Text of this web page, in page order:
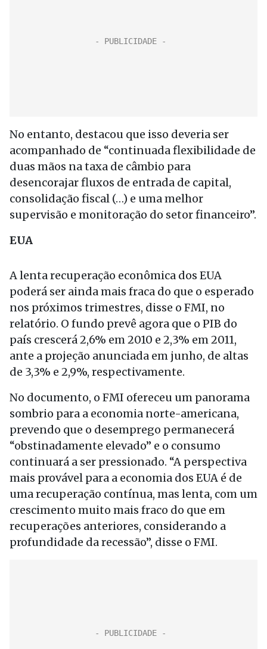
No entanto, destacou que isso deveria ser
acompanhado de “continuada flexibilidade de
duas mãos na taxa de câmbio para
desencorajar fluxos de entrada de capital,
consolidação fiscal (…) e uma melhor
supervisão e monitoração do setor financeiro”.
EUA
A lenta recuperação econômica dos EUA
poderá ser ainda mais fraca do que o esperado
nos próximos trimestres, disse o FMI, no
relatório. O fundo prevê agora que o PIB do
país crescerá 2,6% em 2010 e 2,3% em 2011,
ante a projeção anunciada em junho, de altas
de 3,3% e 2,9%, respectivamente.
No documento, o FMI ofereceu um panorama
sombrio para a economia norte-americana,
prevendo que o desemprego permanecerá
“obstinadamente elevado” e o consumo
continuará a ser pressionado. “A perspectiva
mais provável para a economia dos EUA é de
uma recuperação contínua, mas lenta, com um
crescimento muito mais fraco do que em
recuperações anteriores, considerando a
profundidade da recessão”, disse o FMI.